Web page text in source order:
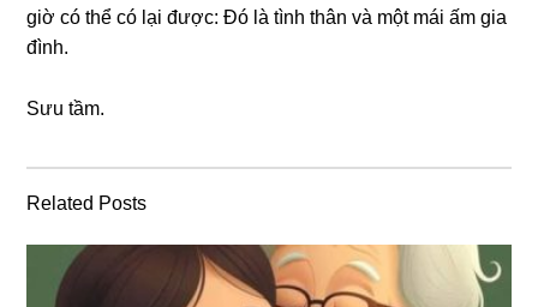
ɡiờ có thể có lại được: Đó là tình thân và một mái ấm ɡia
đình.
Sưu tầm.
Related Posts